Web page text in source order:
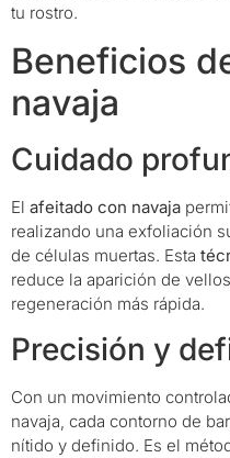
tu rostro.
Beneficios
navaja
Cuidado
El afeitado con navaja
realizando una exfoliación
de células muertas. Esta
reduce la aparición de
regeneración más rápida.
Precisión y
Con un movimiento
navaja, cada contorno de
nítido y definido. Es el